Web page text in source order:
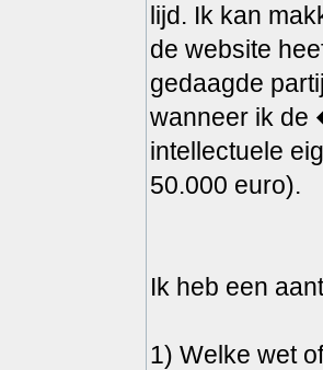
lijd. Ik kan
de website
gedaagde
wanneer ik de
intellectuele
50.000 euro).
Ik heb een
1) Welke wet